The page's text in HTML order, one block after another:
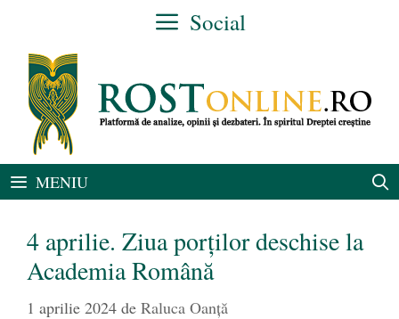
conținut
Social
MENIU
4 aprilie. Ziua porților deschise la
Academia Română
1 aprilie 2024 de Raluca Oanță